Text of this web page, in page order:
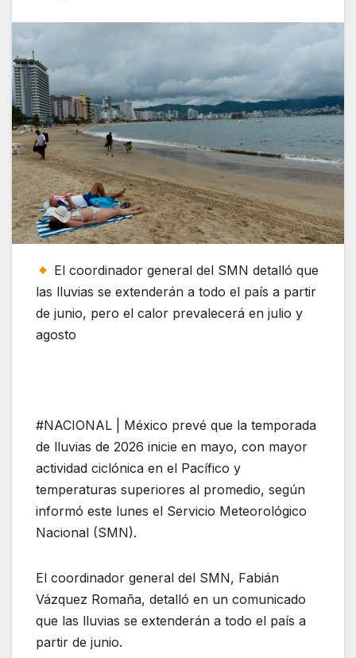
El coordinador general del SMN detalló que
las lluvias se extenderán a todo el país a partir
de junio, pero el calor prevalecerá en julio y
agosto
#NACIONAL | México prevé que la temporada
de lluvias de 2026 inicie en mayo, con mayor
actividad ciclónica en el Pacífico y
temperaturas superiores al promedio, según
informó este lunes el Servicio Meteorológico
Nacional (SMN).
El coordinador general del SMN, Fabián
Vázquez Romaña, detalló en un comunicado
que las lluvias se extenderán a todo el país a
partir de junio.